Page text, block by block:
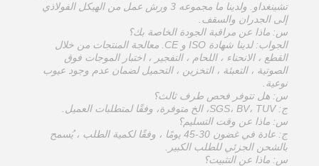
تشينغداو. ولدينا ما مجموعه 3 ورش عمل من الهيكل الفولاذي
إلى الجدران والسقف.
س: ماذا عن مراقبة الجودة الخاصة بك؟
الجواب: لدينا شهادة ISO و CE. معالجة المنتجات من خلال
القطع ، الانحناء ، اللحام ، التفجير ، اختبار الموجات فوق
الصوتية ، التعبئة ، التخزين ، التحميل لضمان عدم وجود عيوب
نوعية.
س: هل تتوفر فحص طرف ثالث؟
ج: SGS، BV، TUV، الخ متوفرة، وفقًا لمتطلبات العميل.
س: ماذا عن وقت التسليم؟
ج: عادة في غضون 30-45 يومًا ، وفقًا لكمية الطلب ، يُسمح
بالشحن الجزئي للطلب الكبير.
س: ماذا عن التثبيت؟